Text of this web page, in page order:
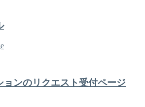
ョンのリクエスト受付ページ